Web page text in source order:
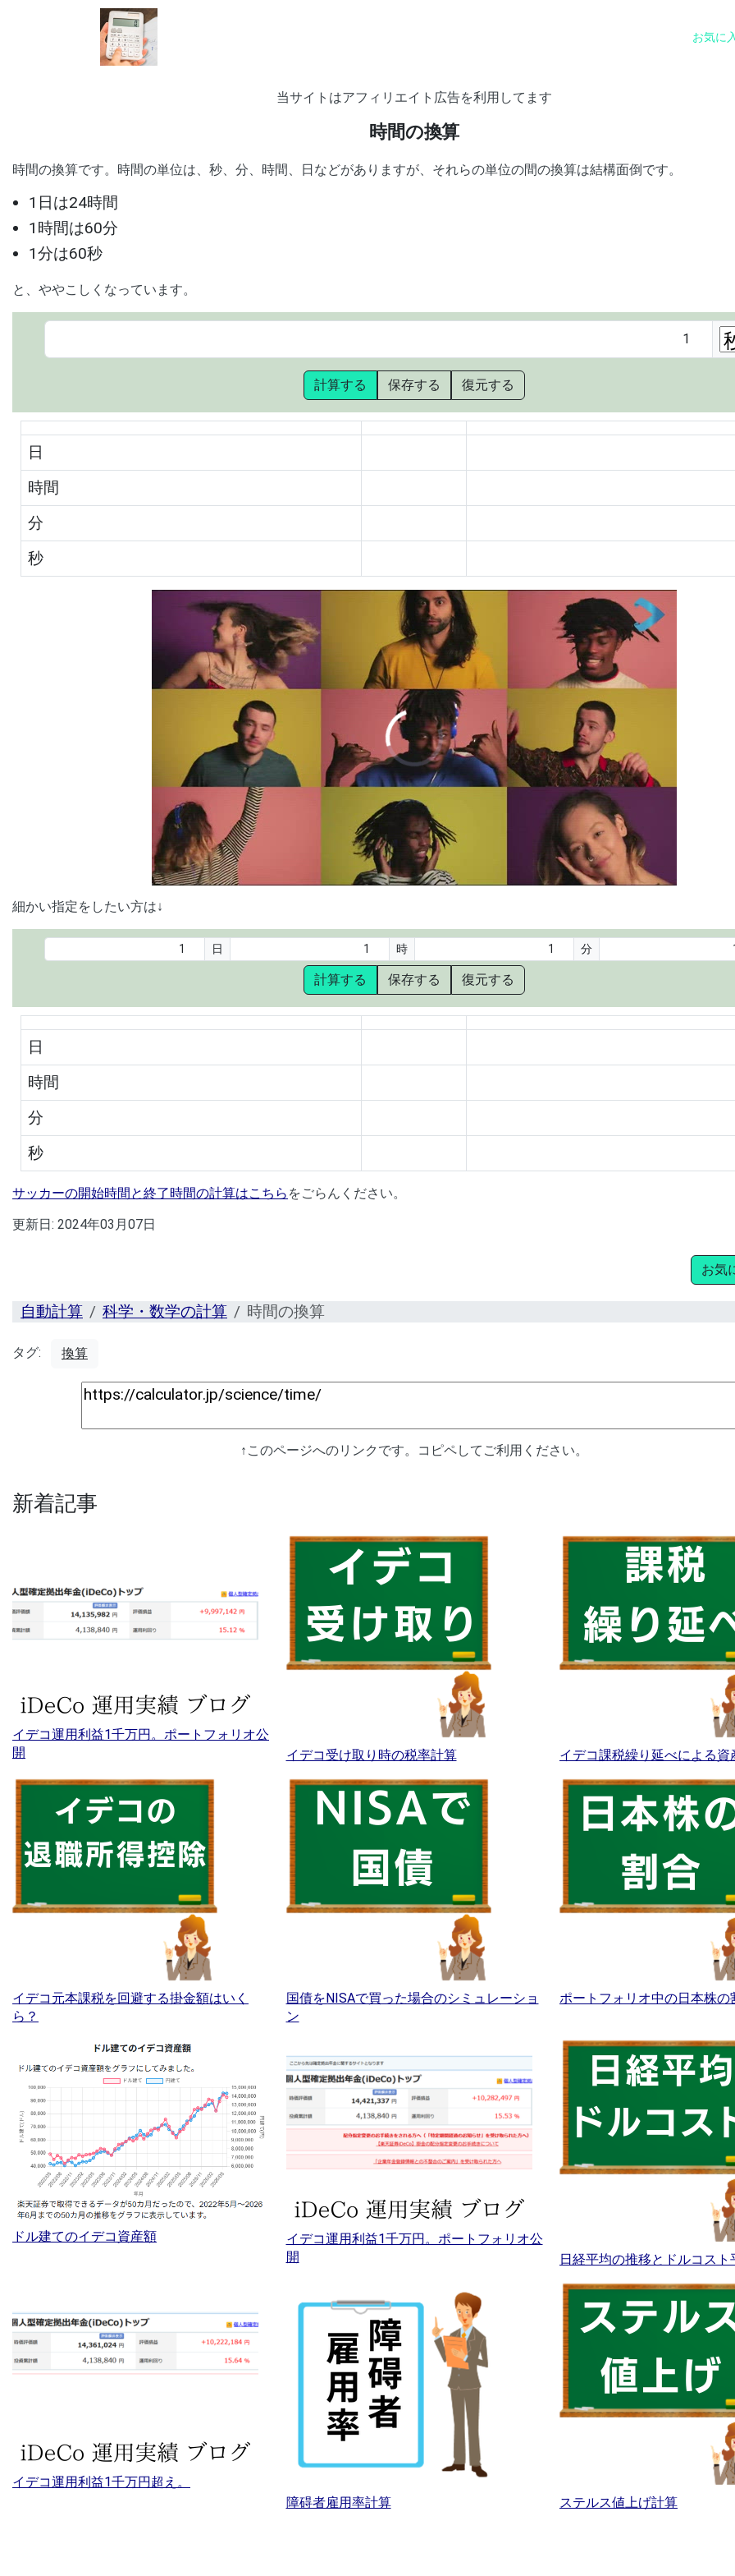
お気に
当サイトはアフィリエイト広告を利用してます
時間の換算
時間の換算です。時間の単位は、秒、分、時間、日などがありますが、それらの単位の間の換算は結構面倒です。
1日は24時間
1時間は60分
1分は60秒
と、ややこしくなっています。
計算する 保存する 復元する
日
時間
分
秒
00:00 [ TRUVID ] PEOPLE DANCING
細かい指定をしたい方は↓
日 時 分
計算する 保存する 復元する
日
時間
分
秒
サッカーの開始時間と終了時間の計算はこちら をごらんください。
更新日: 2024年03月07日
お気
自動計算 科学・数学の計算 時間の換算
タグ: 換算
↑このページへのリンクです。コピペしてご利用ください。
新着記事
イデコ運用利益1千万円。ポートフォリオ公
開
イデコ受け取り時の税率計算 イデコ課税繰り延べによる資
イデコ元本課税を回避する掛金額はいく
ら？
国債をNISAで買った場合のシミュレーショ
ン
ポートフォリオ中の日本株の
ドル建てのイデコ資産額
イデコ運用利益1千万円。ポートフォリオ公
開
日経平均の推移とドルコスト
イデコ運用利益1千万円超え。
障碍者雇用率計算
ステルス値上げ計算